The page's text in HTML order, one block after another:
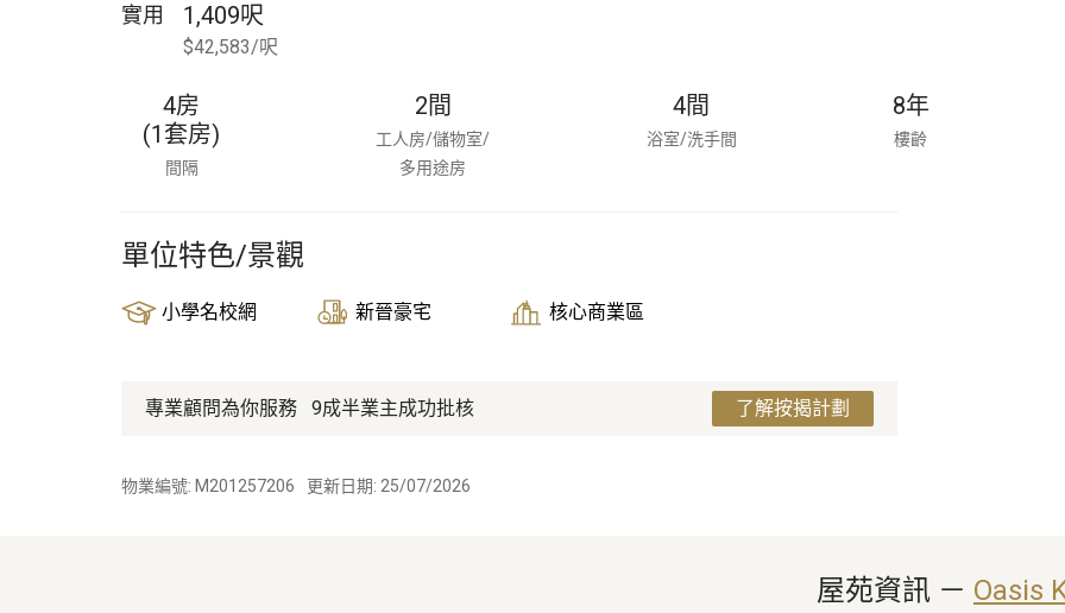
實用 1,409呎
$42,583/呎
4房
(1套房)
間隔
2間
工人房/儲物室/
多用途房
4間
浴室/洗手間
8年
樓齡
單位特色/景觀
小學名校網 新晉豪宅 核心商業區
專業顧問為你服務 9成半業主成功批核 了解按揭計劃
物業編號: M201257206 更新日期: 25/07/2026
屋苑資訊 － Oasis